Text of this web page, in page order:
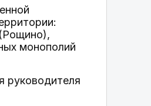
монополий
руководителя